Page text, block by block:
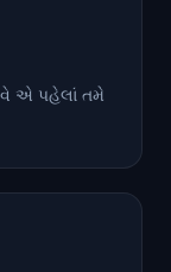
એ પહેલાં તમે